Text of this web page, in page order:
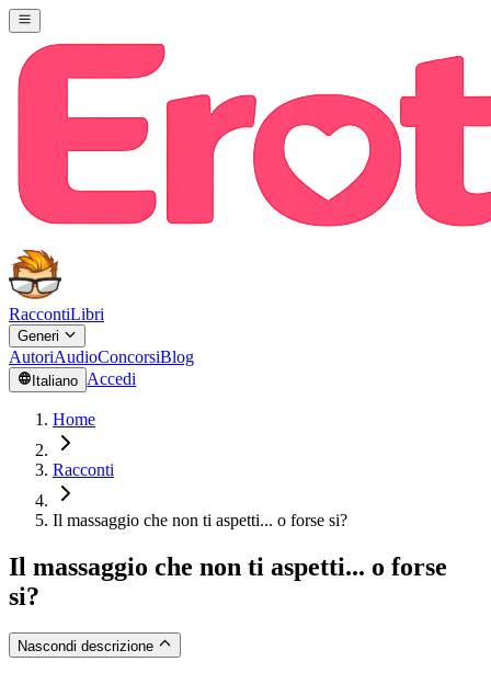
RaccontiLibri
Generi
AutoriAudioConcorsiBlog
Italiano Accedi
Home
Racconti
Il massaggio che non ti aspetti... o forse si?
Il massaggio che non ti aspetti... o forse
si?
Nascondi descrizione